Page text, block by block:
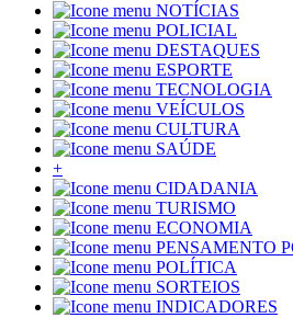
NOTÍCIAS
POLICIAL
DESTAQUES
ESPORTE
TECNOLOGIA
VEÍCULOS
CULTURA
SAÚDE
+
CIDADANIA
TURISMO
ECONOMIA
PENSAMENTO
POLÍTICA
SORTEIOS
INDICADORES